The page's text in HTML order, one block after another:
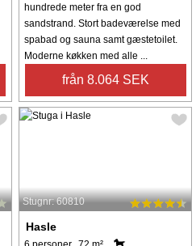
hundrede meter fra en god
sandstrand. Stort badeværelse med
spabad og sauna samt gæstetoilet.
Moderne køkken med alle ...
från 8.064 SEK
Stugnr: 60810
Hasle